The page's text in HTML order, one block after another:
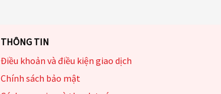
THÔNG TIN
Điều khoản và điều kiện giao dịch
Chính sách bảo mật